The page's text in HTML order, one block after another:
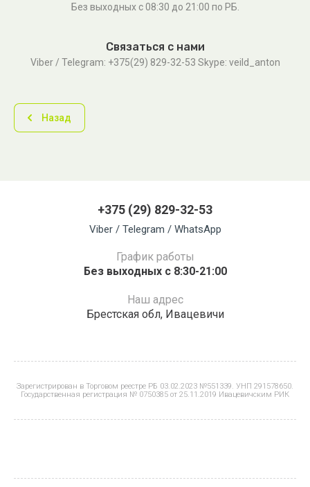
Без выходных c 08:30 до 21:00 по РБ.
Связаться с нами
Viber / Telegram: +375(29) 829-32-53 Skype: veild_anton
Назад
+375 (29) 829-32-53
Viber / Telegram / WhatsApp
График работы
Без выходных с 8:30-21:00
Наш адрес
Брестская обл, Ивацевичи
Зарегистрирован в Торговом реестре РБ 03.02.2023 №551339. УНП 291578650.
Государственная регистрация № 0750385 от 25.11.2019 Ивацевичским РИК